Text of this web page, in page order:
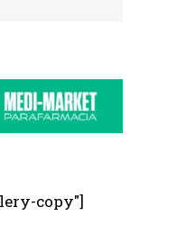
copy"]